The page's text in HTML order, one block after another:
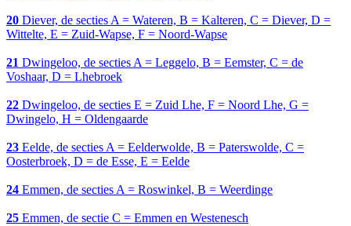
20 Diever, de secties A = Wateren, B = Kalteren, C = Diever, D =
Wittelte, E = Zuid-Wapse, F = Noord-Wapse
21 Dwingeloo, de secties A = Leggelo, B = Eemster, C = de
Voshaar, D = Lhebroek
22 Dwingeloo, de secties E = Zuid Lhe, F = Noord Lhe, G =
Dwingelo, H = Oldengaarde
23 Eelde, de secties A = Eelderwolde, B = Paterswolde, C =
Oosterbroek, D = de Esse, E = Eelde
24 Emmen, de secties A = Roswinkel, B = Weerdinge
25 Emmen, de sectie C = Emmen en Westenesch